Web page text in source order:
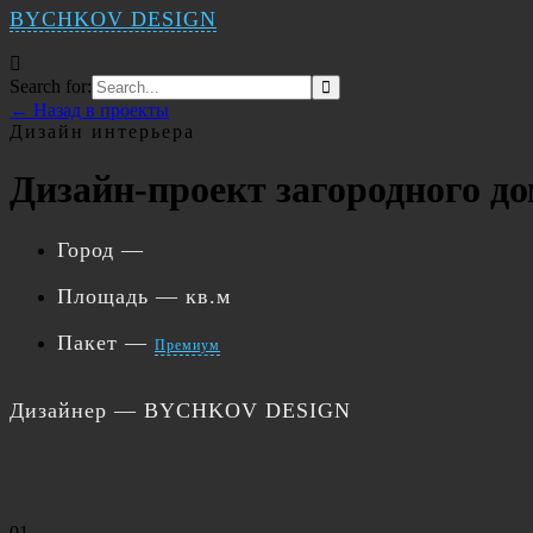
BYCHKOV DESIGN
Search for:
← Назад в проекты
Дизайн интерьера
Дизайн-проект загородного
Город —
Площадь — кв.м
Пакет — Премиум
Дизайнер — BYCHKOV DESIGN